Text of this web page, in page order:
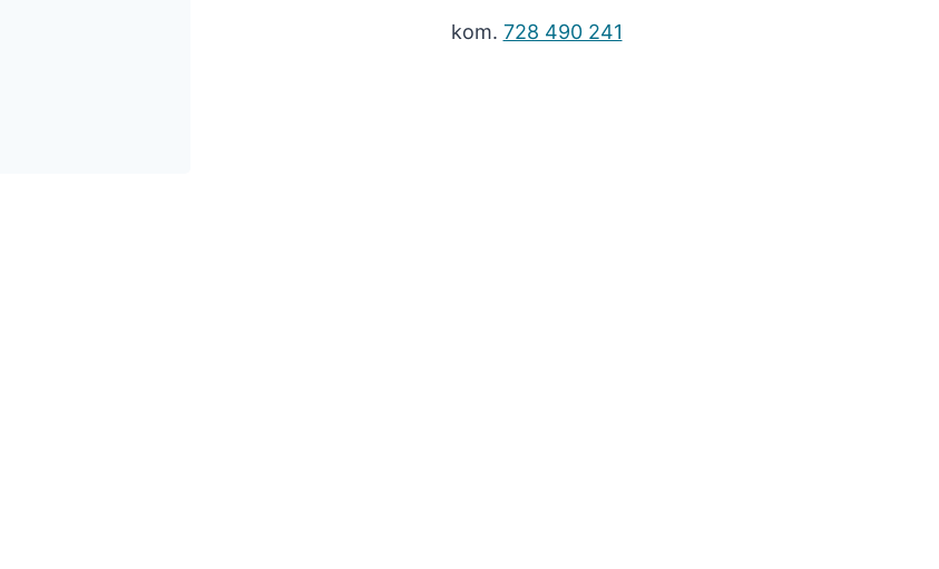
kom. 728 490 241